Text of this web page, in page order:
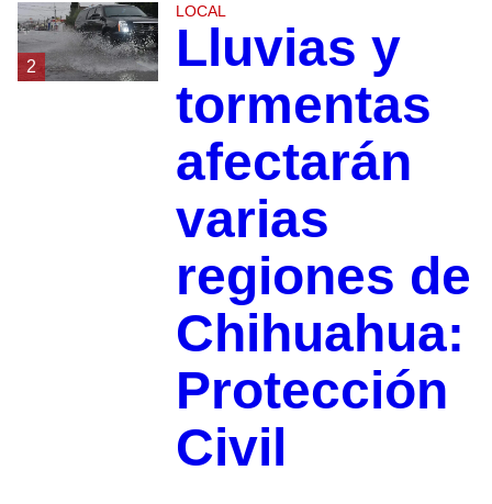
2
LOCAL
Lluvias y
tormentas
afectarán
varias
regiones de
Chihuahua:
Protección
Civil